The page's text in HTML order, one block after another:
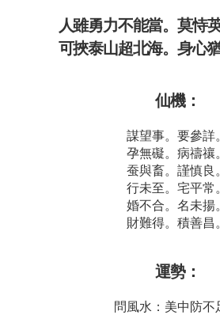
人雖勇力不能當。莫恃
可挾泰山超北海。身心
仙機：
謀望事。要參詳。
孕無礙。病禱禳。
蚕與畜。謹慎良。
行未至。宅平常。
婚不合。名未揚。
財難得。積善昌。
運勢：
問風水：美中防不